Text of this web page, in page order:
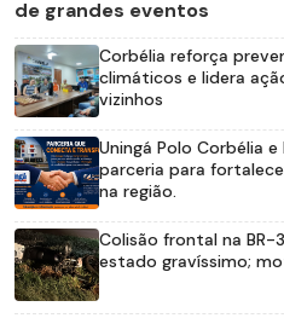
de grandes eventos
Corbélia reforça
climáticos e lidera
vizinhos
Uningá Polo Corbélia
parceria para
na região.
Colisão frontal na
estado gravíssimo;